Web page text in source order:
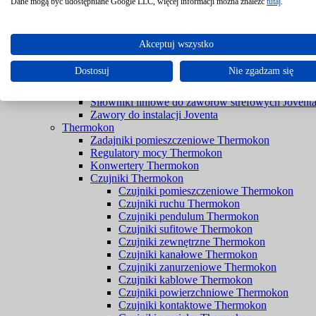
Siłowniki do przepustnic bez sprężyny powrotnej
Siłowniki do przepustnic ze sprężyną powrotną
Siłowniki do rozwiązań przeciwpożarowych
Siłowniki do zaworów bez spreżyny powrotnej
Siłowniki liniowe do zaworów strefowych Joventa
Zawory do instalacji Joventa
Thermokon
Zadajniki pomieszczeniowe Thermokon
Regulatory mocy Thermokon
Konwertery Thermokon
Czujniki Thermokon
Czujniki pomieszczeniowe Thermokon
Czujniki ruchu Thermokon
Czujniki pendulum Thermokon
Czujniki sufitowe Thermokon
Czujniki zewnętrzne Thermokon
Czujniki kanałowe Thermokon
Czujniki zanurzeniowe Thermokon
Czujniki kablowe Thermokon
Czujniki powierzchniowe Thermokon
Czujniki kontaktowe Thermokon
Akceptuj wszystko
Dostosuj Nie zgadzam się